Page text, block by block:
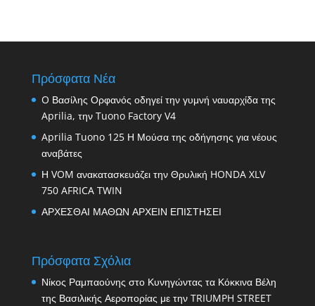
Πρόσφατα Νέα
O Βασίλης Ορφανός οδηγεί την γυμνή ναυαρχίδα της
Aprilia, την Tuono Factory V4
Aprilia Tuono 125 Η Μούσα της οδήγησης για νέους
αναβάτες
Η VOM ανακατασκευάζει την Θρυλική HONDA XLV
750 AFRICA TWIN
ΑΡΧΕΣΘΑΙ ΜΑΘΩΝ ΑΡΧΕΙΝ ΕΠΙΣΤΗΣΕΙ
Πρόσφατα Σχόλια
Νίκος Ραμπαούνης στο Κυνηγώντας τα Κόκκινα Βέλη
της Βασιλικής Αεροπορίας με την TRIUMPH STREET